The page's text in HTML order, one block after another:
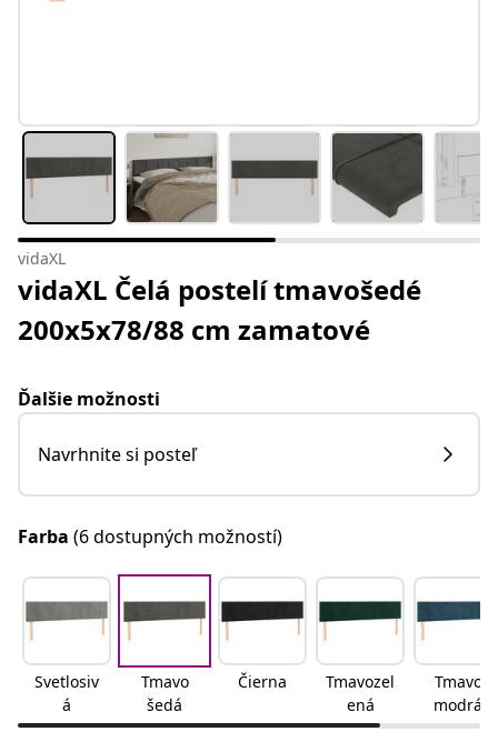
vidaXL
vidaXL Čelá postelí tmavošedé
200x5x78/88 cm zamatové
Ďalšie možnosti
Navrhnite si posteľ
Farba (6 dostupných možností)
Svetlosiv
á
Tmavo
šedá
Čierna
Tmavozel
ená
Tmavo
modrá